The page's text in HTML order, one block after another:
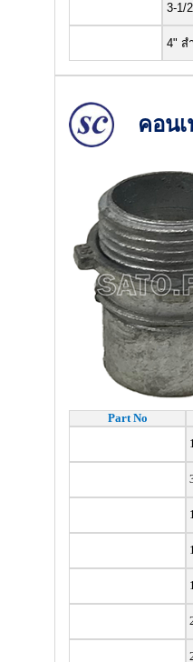
3-1/
4" ส
คอน
Part No